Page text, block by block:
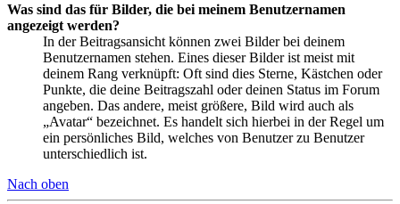
Was sind das für Bilder, die bei meinem Benutzernamen
angezeigt werden?
In der Beitragsansicht können zwei Bilder bei deinem
Benutzernamen stehen. Eines dieser Bilder ist meist mit
deinem Rang verknüpft: Oft sind dies Sterne, Kästchen oder
Punkte, die deine Beitragszahl oder deinen Status im Forum
angeben. Das andere, meist größere, Bild wird auch als
„Avatar“ bezeichnet. Es handelt sich hierbei in der Regel um
ein persönliches Bild, welches von Benutzer zu Benutzer
unterschiedlich ist.
Nach oben